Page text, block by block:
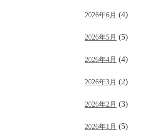
2026年6月 (4)
2026年5月 (5)
2026年4月 (4)
2026年3月 (2)
2026年2月 (3)
2026年1月 (5)